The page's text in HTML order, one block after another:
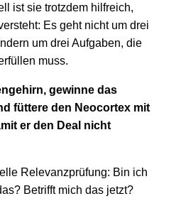
ist sie trotzdem hilfreich,
Es geht nicht um drei
um drei Aufgaben, die
muss.
gewinne das
füttere den Neocortex mit
er den Deal nicht
Relevanzprüfung: Bin ich
Betrifft mich das jetzt?